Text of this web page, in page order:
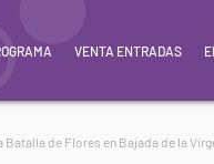
VENTA ENTRADAS
Batalla de Flores en Bajada de la